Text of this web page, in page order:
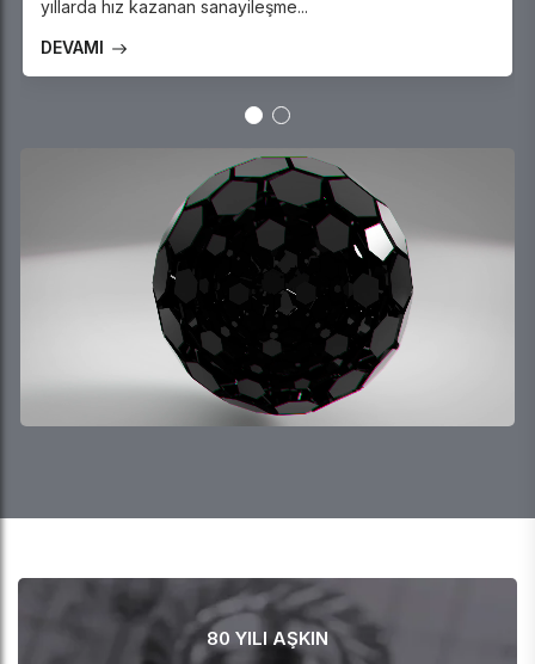
yıllarda hız kazanan sanayileşme...
DEVAMI
80 YILI AŞKIN